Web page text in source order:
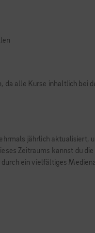
alle Kurse inhaltlich bei
jährlich aktualisiert,
Zeitraums kannst du
ein vielfältiges